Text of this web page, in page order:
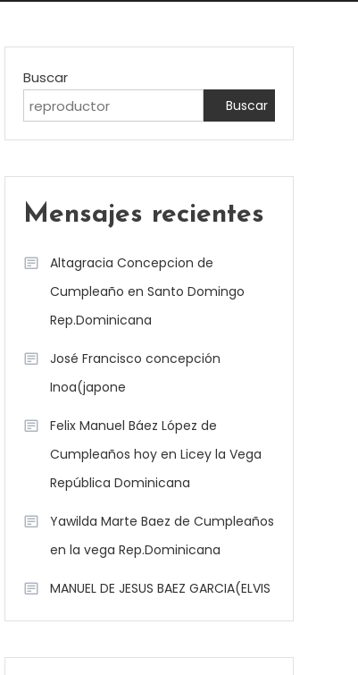
Buscar
Buscar
Mensajes recientes
Altagracia Concepcion de
Cumpleaño en Santo Domingo
Rep.Dominicana
José Francisco concepción
Inoa(japone
Felix Manuel Báez López de
Cumpleaños hoy en Licey la Vega
República Dominicana
Yawilda Marte Baez de Cumpleaños
en la vega Rep.Dominicana
MANUEL DE JESUS BAEZ GARCIA(ELVIS